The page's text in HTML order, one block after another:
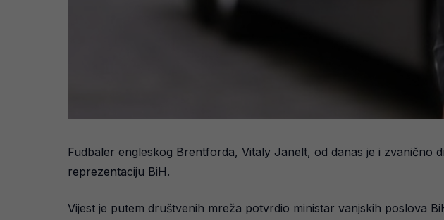
Fudbaler engleskog Brentforda, Vitaly Janelt, od danas je i
reprezentaciju BiH.
Vijest je putem društvenih mreža potvrdio ministar vanjskih poslova